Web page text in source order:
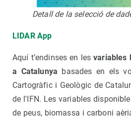
Detall de la selecció de
LIDAR App
Aquí t’endinses en lesvariables
a Catalunya basades en els
Cartogràfic i Geològic de
de l'IFN. Les variables
de peus, biomassa i carboni